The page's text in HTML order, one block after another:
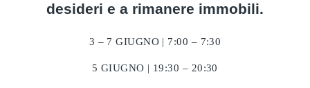
desideri e a rimanere immobili.
3 – 7 GIUGNO | 7:00 – 7:30
5 GIUGNO | 19:30 – 20:30